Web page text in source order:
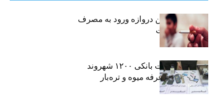
سیگار، مهمترین دروازه ورود به مصرف
موادمخدر است
افشای اطلاعات بانکی ۱۲۰۰ شهروند
تهرانی در یک غرفه میوه و تره‌بار